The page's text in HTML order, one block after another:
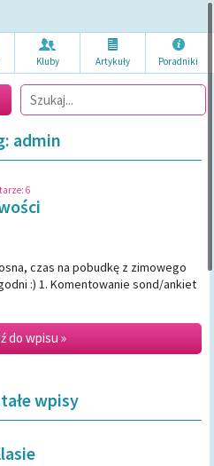
Kluby Artykuły Poradniki
admin
6
czas na pobudkę z zimowego
:) 1. Komentowanie sond/ankiet
do wpisu »
wpisy